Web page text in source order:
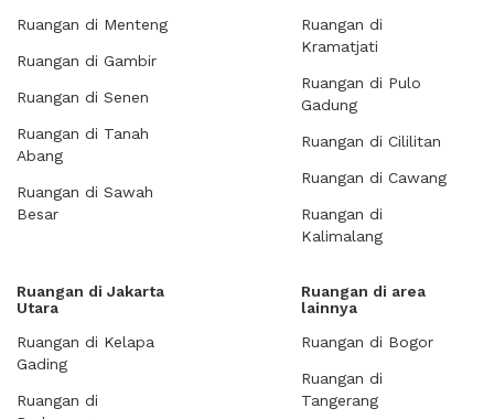
Ruangan di Menteng
Ruangan di Gambir
Ruangan di Senen
Ruangan di Tanah
Abang
Ruangan di Sawah
Besar
Ruangan di
Kramatjati
Ruangan di Pulo
Gadung
Ruangan di Cililitan
Ruangan di Cawang
Ruangan di
Kalimalang
Ruangan di Jakarta
Utara
Ruangan di Kelapa
Gading
Ruangan di
Ruangan di area
lainnya
Ruangan di Bogor
Ruangan di
Tangerang